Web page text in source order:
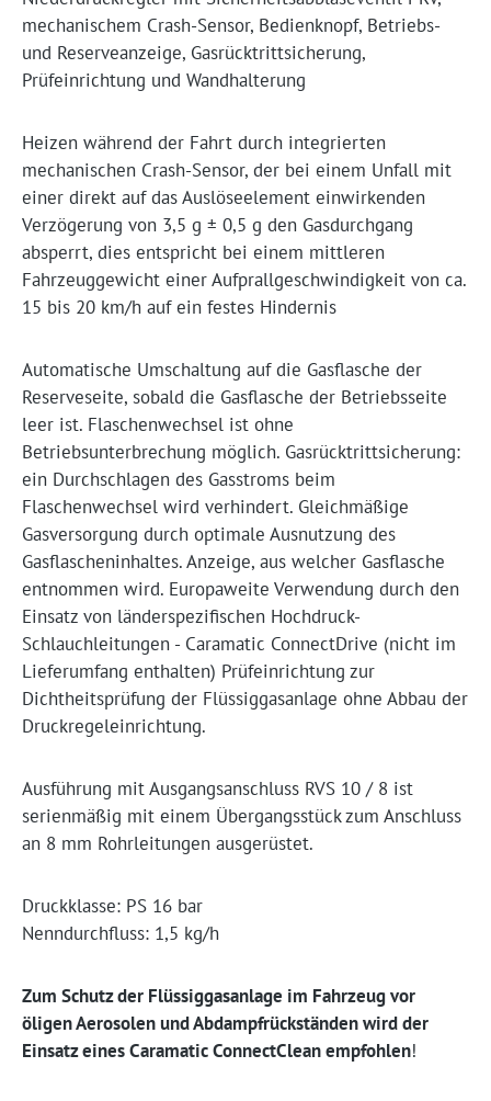
mechanischem Crash-Sensor, Bedienknopf, Betriebs-
und Reserveanzeige, Gasrücktrittsicherung,
Prüfeinrichtung und Wandhalterung
Heizen während der Fahrt durch integrierten
mechanischen Crash-Sensor, der bei einem Unfall mit
einer direkt auf das Auslöseelement einwirkenden
Verzögerung von 3,5 g ± 0,5 g den Gasdurchgang
absperrt, dies entspricht bei einem mittleren
Fahrzeuggewicht einer Aufprallgeschwindigkeit von ca.
15 bis 20 km/h auf ein festes Hindernis
Automatische Umschaltung auf die Gasflasche der
Reserveseite, sobald die Gasflasche der Betriebsseite
leer ist. Flaschenwechsel ist ohne
Betriebsunterbrechung möglich. Gasrücktrittsicherung:
ein Durchschlagen des Gasstroms beim
Flaschenwechsel wird verhindert. Gleichmäßige
Gasversorgung durch optimale Ausnutzung des
Gasflascheninhaltes. Anzeige, aus welcher Gasflasche
entnommen wird. Europaweite Verwendung durch den
Einsatz von länderspezifischen Hochdruck-
Schlauchleitungen - Caramatic ConnectDrive (nicht im
Lieferumfang enthalten) Prüfeinrichtung zur
Dichtheitsprüfung der Flüssiggasanlage ohne Abbau der
Druckregeleinrichtung.
Ausführung mit Ausgangsanschluss RVS 10 / 8 ist
serienmäßig mit einem Übergangsstück zum Anschluss
an 8 mm Rohrleitungen ausgerüstet.
Druckklasse: PS 16 bar
Nenndurchfluss: 1,5 kg/h
Zum Schutz der Flüssiggasanlage im Fahrzeug vor
öligen Aerosolen und Abdampfrückständen wird der
Einsatz eines Caramatic ConnectClean empfohlen!